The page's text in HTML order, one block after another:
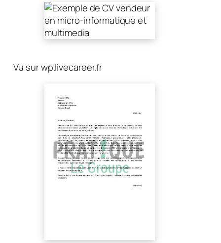
Vu sur wp.livecareer.fr